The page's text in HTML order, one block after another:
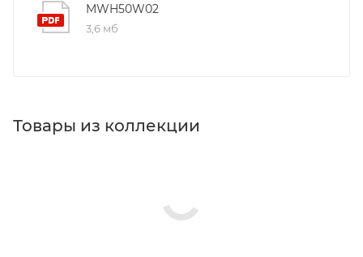
MWH50W02
3,6 мб
Товары из коллекции